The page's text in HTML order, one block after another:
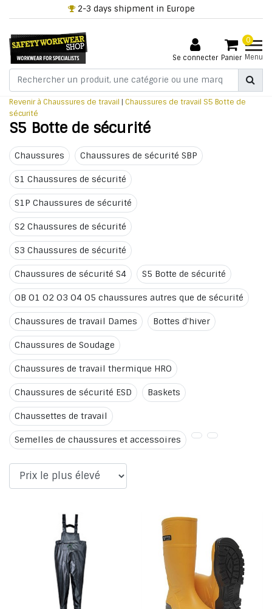
2-3 days shipment in Europe
Se connecter
0
Panier Menu
Revenir à Chaussures de travail | Chaussures de travail S5 Botte de
sécurité
S5 Botte de sécurité
Chaussures Chaussures de sécurité SBP
S1 Chaussures de sécurité
S1P Chaussures de sécurité
S2 Chaussures de sécurité
S3 Chaussures de sécurité
Chaussures de sécurité S4 S5 Botte de sécurité
OB O1 O2 O3 O4 O5 chaussures autres que de sécurité
Chaussures de travail Dames Bottes d'hiver
Chaussures de Soudage
Chaussures de travail thermique HRO
Chaussures de sécurité ESD Baskets
Chaussettes de travail
Semelles de chaussures et accessoires